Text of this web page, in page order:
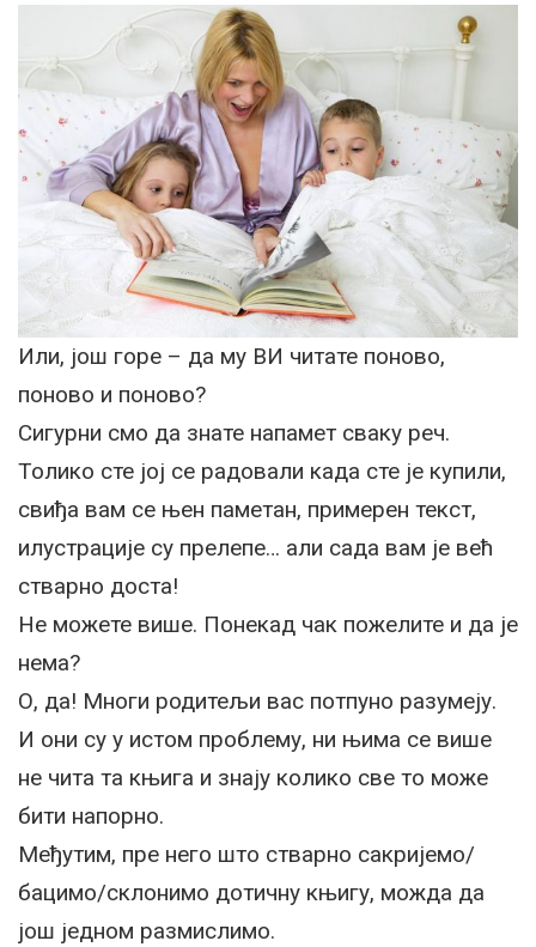
Или, још горе – да му ВИ читате поново,
поново и поново?
Сигурни смо да знате напамет сваку реч.
Толико сте јој се радовали када сте је купили,
свиђа вам се њен паметан, примерен текст,
илустрације су прелепе… али сада вам је већ
стварно доста!
Не можете више. Понекад чак пожелите и да је
нема?
О, да! Многи родитељи вас потпуно разумеју.
И они су у истом проблему, ни њима се више
не чита та књига и знају колико све то може
бити напорно.
Међутим, пре него што стварно сакријемо/
бацимо/склонимо дотичну књигу, можда да
још једном размислимо.